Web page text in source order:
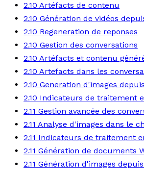
2.10 Artéfacts de contenu
2.10 Génération de vidéos
2.10 Regeneration de reponses
2.10 Gestion des conversations
2.10 Artéfacts et contenu
2.10 Artefacts dans les
2.10 Generation d'images
2.10 Indicateurs de traitement
2.11 Gestion avancée des
2.11 Analyse d'images dans le
2.11 Indicateurs de traitement
2.11 Génération de documents
2.11 Génération d'images